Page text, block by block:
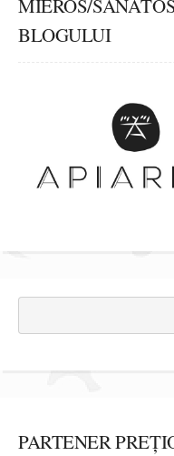
MIEROS/
BLOGULUI
PARTENER